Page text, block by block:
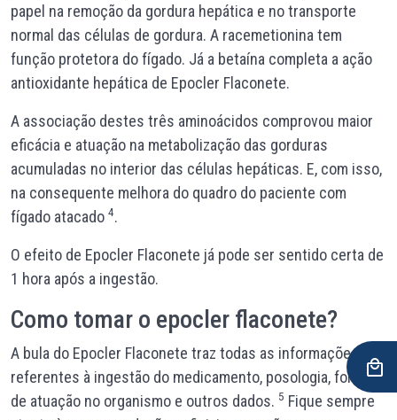
papel na remoção da gordura hepática e no transporte
normal das células de gordura. A racemetionina tem
função protetora do fígado. Já a betaína completa a ação
antioxidante hepática de Epocler Flaconete.
A associação destes três aminoácidos comprovou maior
eficácia e atuação na metabolização das gorduras
acumuladas no interior das células hepáticas. E, com isso,
na consequente melhora do quadro do paciente com
fígado atacado 4.
O efeito de Epocler Flaconete já pode ser sentido certa de
1 hora após a ingestão.
Como tomar o epocler flaconete?
A bula do Epocler Flaconete traz todas as informações
referentes à ingestão do medicamento, posologia, forma
de atuação no organismo e outros dados. 5 Fique sempre